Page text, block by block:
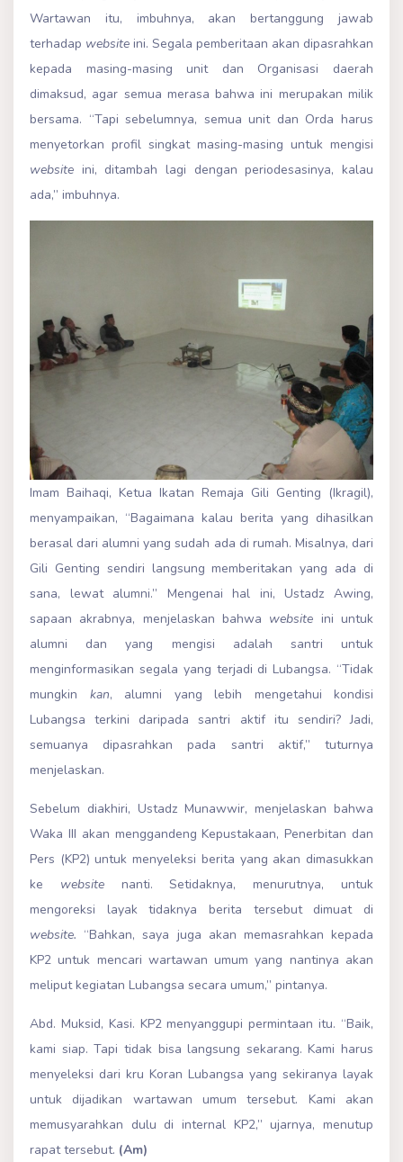
Wartawan itu, imbuhnya, akan bertanggung jawab
terhadap website ini. Segala pemberitaan akan dipasrahkan
kepada masing-masing unit dan Organisasi daerah
dimaksud, agar semua merasa bahwa ini merupakan milik
bersama. “Tapi sebelumnya, semua unit dan Orda harus
menyetorkan profil singkat masing-masing untuk mengisi
website ini, ditambah lagi dengan periodesasinya, kalau
ada,” imbuhnya.
Imam Baihaqi, Ketua Ikatan Remaja Gili Genting (Ikragil),
menyampaikan, “Bagaimana kalau berita yang dihasilkan
berasal dari alumni yang sudah ada di rumah. Misalnya, dari
Gili Genting sendiri langsung memberitakan yang ada di
sana, lewat alumni.” Mengenai hal ini, Ustadz Awing,
sapaan akrabnya, menjelaskan bahwa website ini untuk
alumni dan yang mengisi adalah santri untuk
menginformasikan segala yang terjadi di Lubangsa. “Tidak
mungkin kan, alumni yang lebih mengetahui kondisi
Lubangsa terkini daripada santri aktif itu sendiri? Jadi,
semuanya dipasrahkan pada santri aktif,” tuturnya
menjelaskan.
Sebelum diakhiri, Ustadz Munawwir, menjelaskan bahwa
Waka III akan menggandeng Kepustakaan, Penerbitan dan
Pers (KP2) untuk menyeleksi berita yang akan dimasukkan
ke website nanti. Setidaknya, menurutnya, untuk
mengoreksi layak tidaknya berita tersebut dimuat di
website. “Bahkan, saya juga akan memasrahkan kepada
KP2 untuk mencari wartawan umum yang nantinya akan
meliput kegiatan Lubangsa secara umum,” pintanya.
Abd. Muksid, Kasi. KP2 menyanggupi permintaan itu. “Baik,
kami siap. Tapi tidak bisa langsung sekarang. Kami harus
menyeleksi dari kru Koran Lubangsa yang sekiranya layak
untuk dijadikan wartawan umum tersebut. Kami akan
memusyarahkan dulu di internal KP2,” ujarnya, menutup
rapat tersebut. (Am)